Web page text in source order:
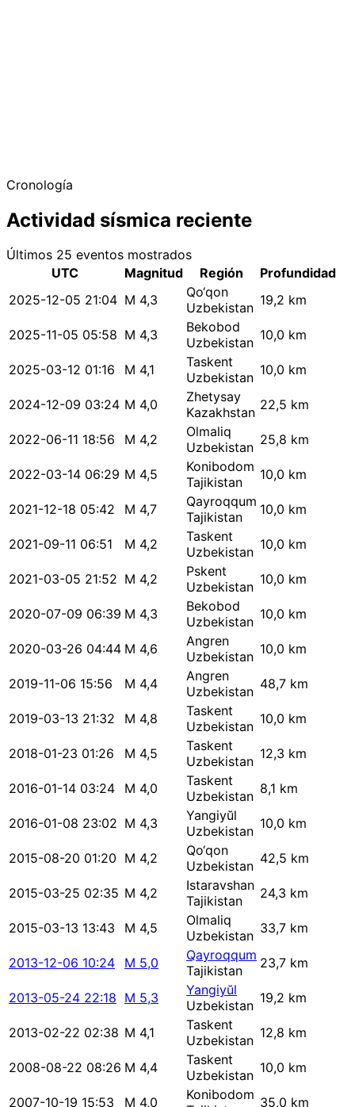
Cronología
Actividad sísmica reciente
Últimos 25 eventos mostrados
UTC
Magnitud Región
Profundidad
2025-12-05 21:04 M 4,3
Qo‘qon
Uzbekistan 19,2 km
2025-11-05 05:58 M 4,3
Bekobod
Uzbekistan 10,0 km
2025-03-12 01:16 M 4,1
Taskent
Uzbekistan 10,0 km
2024-12-09 03:24 M 4,0
Zhetysay
Kazakhstan 22,5 km
2022-06-11 18:56 M 4,2
Olmaliq
Uzbekistan 25,8 km
2022-03-14 06:29 M 4,5
Konibodom
Tajikistan
10,0 km
2021-12-18 05:42 M 4,7
Qayroqqum
Tajikistan
10,0 km
2021-09-11 06:51 M 4,2
Taskent
Uzbekistan 10,0 km
2021-03-05 21:52 M 4,2
Pskent
Uzbekistan 10,0 km
2020-07-09 06:39 M 4,3
Bekobod
Uzbekistan 10,0 km
2020-03-26 04:44 M 4,6
Angren
Uzbekistan 10,0 km
2019-11-06 15:56 M 4,4
Angren
Uzbekistan 48,7 km
2019-03-13 21:32 M 4,8
Taskent
Uzbekistan 10,0 km
2018-01-23 01:26 M 4,5
Taskent
Uzbekistan 12,3 km
2016-01-14 03:24 M 4,0
Taskent
Uzbekistan 8,1 km
2016-01-08 23:02 M 4,3
Yangiyŭl
Uzbekistan 10,0 km
2015-08-20 01:20 M 4,2
Qo‘qon
Uzbekistan 42,5 km
2015-03-25 02:35 M 4,2
Istaravshan
Tajikistan
24,3 km
2015-03-13 13:43 M 4,5
Olmaliq
Uzbekistan 33,7 km
2013-12-06 10:24 M 5,0
Qayroqqum
Tajikistan
23,7 km
2013-05-24 22:18 M 5,3
Yangiyŭl
Uzbekistan 19,2 km
2013-02-22 02:38 M 4,1
Taskent
Uzbekistan 12,8 km
2008-08-22 08:26 M 4,4
Taskent
Uzbekistan 10,0 km
2007-10-19 15:53 M 4,0
Konibodom 35,0 km